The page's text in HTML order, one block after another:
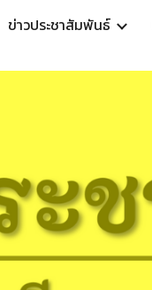
ข่าวประชาสัมพันธ์